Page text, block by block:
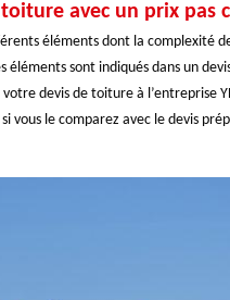
avec un prix pas
éléments dont la complexité
sont indiqués dans un
devis de toiture à l’entreprise
vous le comparez avec le devis